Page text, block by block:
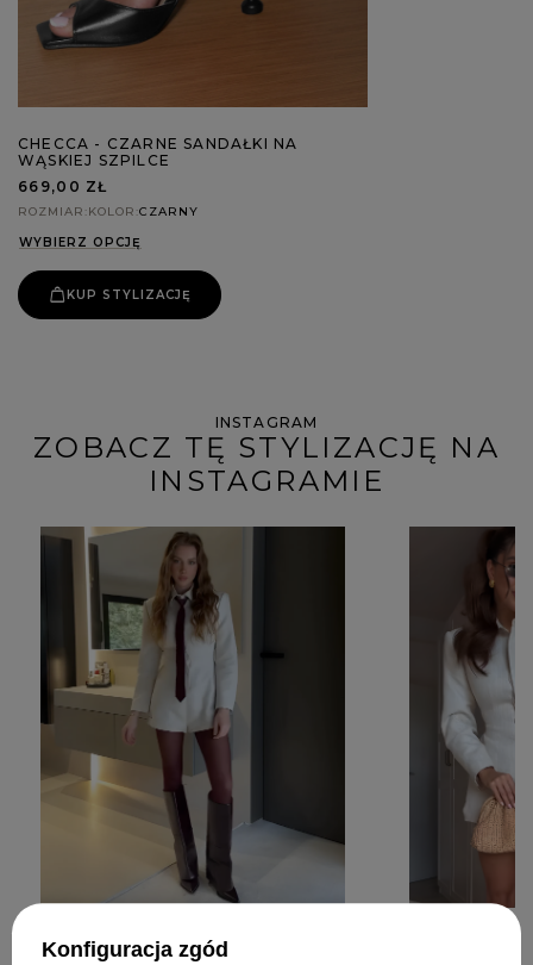
CHECCA - CZARNE SANDAŁKI NA
WĄSKIEJ SZPILCE
669,00 ZŁ
ROZMIAR KOLOR CZARNY
WYBIERZ OPCJĘ
KUP STYLIZACJĘ
INSTAGRAM
ZOBACZ TĘ STYLIZACJĘ NA
INSTAGRAMIE
Konfiguracja zgód